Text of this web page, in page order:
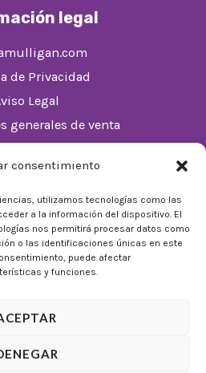
consentimiento
utilizamos tecnologías como las
a la información del dispositivo. El
nos permitirá procesar datos como
o las identificaciones únicas en este
puede afectar
y funciones.
legal
de Privacidad
Legal
generales de venta
de 10:00 a 22:00
del Málaga Factory